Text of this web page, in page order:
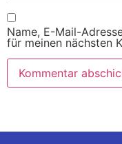
Name, E-Mail-
für meinen nächsten